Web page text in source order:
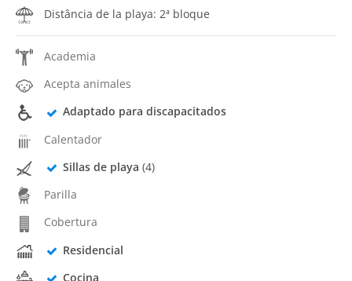
Distância de la playa: 2ª bloque
Academia
Acepta animales
Adaptado para discapacitados
Calentador
Sillas de playa (4)
Parilla
Cobertura
Residencial
Cocina